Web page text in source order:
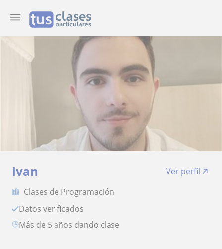
Ivan
Ver perfil
Clases de Programación
Datos verificados
más de 5 años dando clase